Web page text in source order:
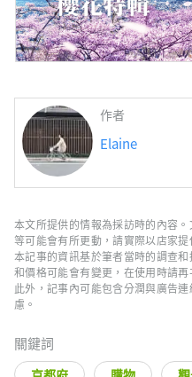
作者
Elaine
本文所提供的情報為採訪時的內容
等可能會有所更動，請實際以店家提
本記事的資訊基於筆者當時的調查
和價格可能會有變更，在使用時請再
此外，記事內可能包含分潤與廣告
慮。
關鍵詞